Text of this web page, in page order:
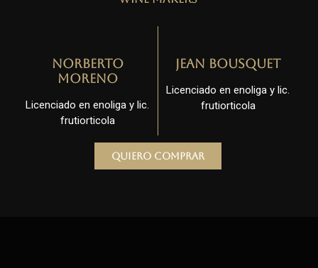
Norberto
Moreno
Licenciado en enoliga y lic.
frutiorticola
Jean Bousquet
Licenciado en enoliga y lic.
frutiorticola
Quiero comprar